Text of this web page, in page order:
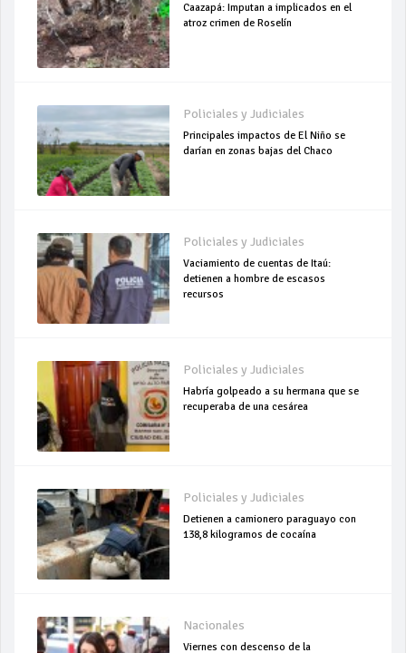
Caazapá: Imputan a implicados en el
atroz crimen de Roselín
Policiales y Judiciales
Principales impactos de El Niño se
darían en zonas bajas del Chaco
Policiales y Judiciales
Vaciamiento de cuentas de Itaú:
detienen a hombre de escasos
recursos
Policiales y Judiciales
Habría golpeado a su hermana que se
recuperaba de una cesárea
Policiales y Judiciales
Detienen a camionero paraguayo con
138,8 kilogramos de cocaína
Nacionales
Viernes con descenso de la